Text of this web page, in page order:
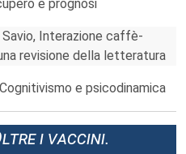
e prognosi
Interazione caffè-
revisione della letteratura
e psicodinamica
i vaccini.